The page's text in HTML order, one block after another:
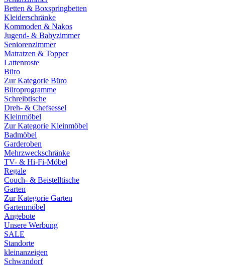
Betten & Boxspringbetten
Kleiderschränke
Kommoden & Nakos
Jugend- & Babyzimmer
Seniorenzimmer
Matratzen & Topper
Lattenroste
Büro
Zur Kategorie Büro
Büroprogramme
Schreibtische
Dreh- & Chefsessel
Kleinmöbel
Zur Kategorie Kleinmöbel
Badmöbel
Garderoben
Mehrzweckschränke
TV- & Hi-Fi-Möbel
Regale
Couch- & Beistelltische
Garten
Zur Kategorie Garten
Gartenmöbel
Angebote
Unsere Werbung
SALE
Standorte
kleinanzeigen
Schwandorf